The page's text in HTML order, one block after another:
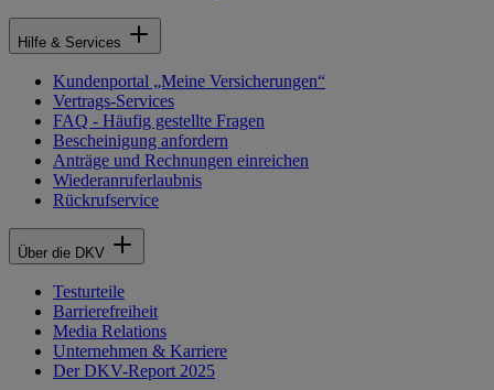
Hilfe & Services
Kundenportal „Meine Versicherungen“
Vertrags-Services
FAQ - Häufig gestellte Fragen
Bescheinigung anfordern
Anträge und Rechnungen einreichen
Wiederanruferlaubnis
Rückrufservice
Über die DKV
Testurteile
Barrierefreiheit
Media Relations
Unternehmen & Karriere
Der DKV-Report 2025